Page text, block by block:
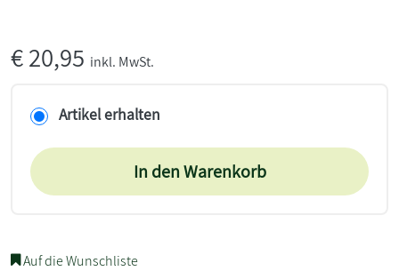
€20,95 inkl. MwSt.
Artikel erhalten
In den Warenkorb
Auf die Wunschliste